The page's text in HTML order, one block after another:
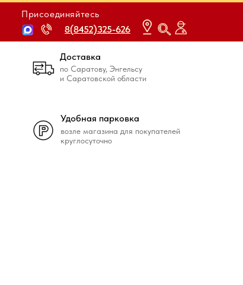
8(8452)325-626
8(8452)325-626
Присоединяйтесь
возле магазина для покупателей
круглосуточно
Удобная парковка
по Саратову, Энгельсу
и Саратовской области
Доставка